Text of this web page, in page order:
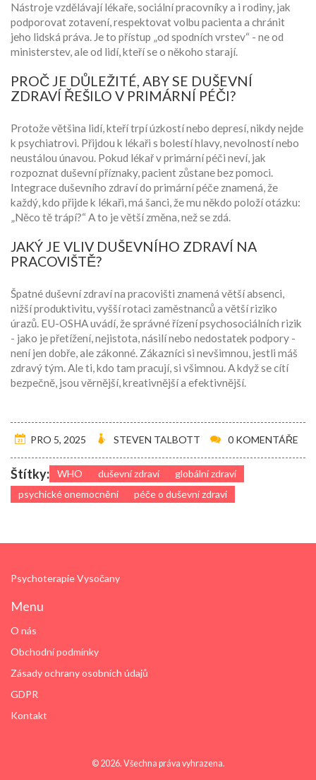
Nástroje vzdělávají lékaře, sociální pracovníky a i rodiny, jak
podporovat zotavení, respektovat volbu pacienta a chránit
jeho lidská práva. Je to přístup „od spodních vrstev“ - ne od
ministerstev, ale od lidí, kteří se o někoho starají.
PROČ JE DŮLEŽITÉ, ABY SE DUŠEVNÍ
ZDRAVÍ ŘEŠILO V PRIMÁRNÍ PÉČI?
Protože většina lidí, kteří trpí úzkostí nebo depresí, nikdy nejde
k psychiatrovi. Přijdou k lékaři s bolestí hlavy, nevolností nebo
neustálou únavou. Pokud lékař v primární péči neví, jak
rozpoznat duševní příznaky, pacient zůstane bez pomoci.
Integrace duševního zdraví do primární péče znamená, že
každý, kdo přijde k lékaři, má šanci, že mu někdo položí otázku:
„Něco tě trápí?“ A to je větší změna, než se zdá.
JAKÝ JE VLIV DUŠEVNÍHO ZDRAVÍ NA
PRACOVIŠTĚ?
Špatné duševní zdraví na pracovišti znamená větší absenci,
nižší produktivitu, vyšší rotaci zaměstnanců a větší riziko
úrazů. EU-OSHA uvádí, že správné řízení psychosociálních rizik
- jako je přetížení, nejistota, násilí nebo nedostatek podpory -
není jen dobře, ale zákonné. Zákazníci si nevšimnou, jestli máš
zdravý tým. Ale ti, kdo tam pracují, si všimnou. A když se cítí
bezpečně, jsou věrnější, kreativnější a efektivnější.
PRO 5, 2025 STEVEN TALBOTT 0 KOMENTÁŘE
Štítky: WHO duševní zdraví
globální zdraví
psychické onemocnění
péče o duševní zdraví
Psychoterapie Vysočany
Menu
O nás
Obchodní podmínky
Zásady ochrany osobních údajů
GDPR
Kontakt
© 2026. Všechna práva vyhrazena.